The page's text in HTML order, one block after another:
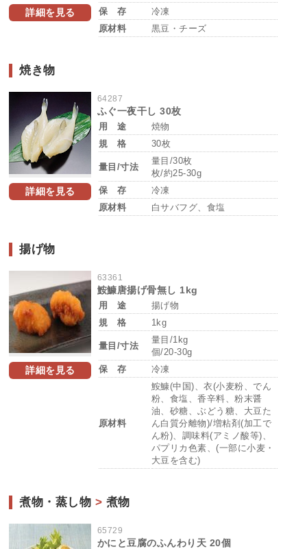
詳細を見る
保 存
冷凍
原材料
黒豆・チーズ
焼き物
詳細を見る
64287
ふぐ一夜干し 30枚
用 途
焼物
規 格
30枚
量目/寸法
量目/30枚
枚/約25-30g
保 存
冷凍
原材料
白サバフグ、食塩
揚げ物
詳細を見る
63361
鮟鱇唐揚げ骨無し 1kg
用 途
揚げ物
規 格
1kg
量目/寸法
量目/1kg
個/20-30g
保 存
冷凍
原材料
鮟鱇(中国)、衣(小麦粉、でん
粉、食塩、香辛料、粉末醤
油、砂糖、ぶどう糖、大豆た
ん白質分離物)/増粘剤(加工で
ん粉)、調味料(アミノ酸等)、
パプリカ色素、(一部に小麦・
大豆を含む)
煮物・蒸し物 > 煮物
65729
かにと豆腐のふんわり天 20個